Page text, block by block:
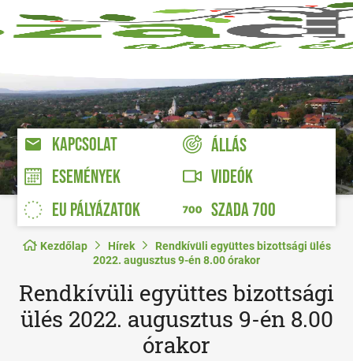
KAPCSOLAT
ÁLLÁS
ESEMÉNYEK
VIDEÓK
EU PÁLYÁZATOK
SZADA 700
Kezdőlap Hírek
Rendkívüli együttes bizottsági ülés
2022. augusztus 9-én 8.00 órakor
Rendkívüli együttes bizottsági
ülés 2022. augusztus 9-én 8.00
órakor